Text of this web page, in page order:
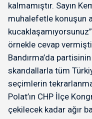
kalmamıştır. Sayın
muhalefetle konuşun
örnekle cevap
Bandırma’da
skandallarla tüm
seçimlerin
Polat’ın CHP İlçe
çekilecek kadar ağır